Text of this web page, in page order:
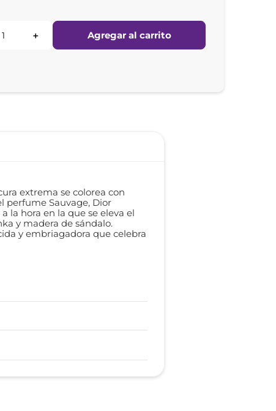
＋ Agregar al carrito
extrema se colorea con
perfume Sauvage, Dior
la hora en la que se eleva el
y madera de sándalo.
y embriagadora que celebra